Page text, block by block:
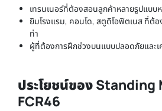
เทรนเนอร์ที่ต้องสอนลูกค้าหลายรูปแบบ
ยิมโรงแรม, คอนโด, สตูดิโอฟิตเนส ที่ต้อ
ท่า
ผู้ที่ต้องการฝึกช่วงบนแบบปลอดภัยและเ
ประโยชน์ของ
FCR46